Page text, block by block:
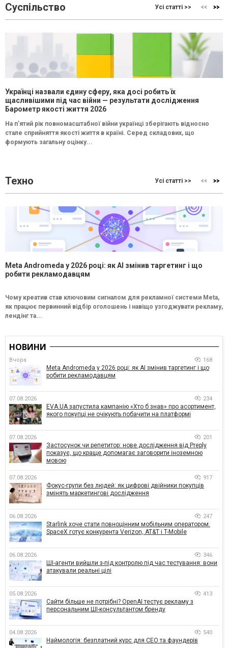
Суспільство Усі статті >>
Українці назвали єдину сферу, яка досі робить їх
щасливішими під час війни — результати дослідження
Барометр якості життя 2026
На п’ятий рік повномасштабної війни українці зберігають відносно
стале сприйняття якості життя в країні. Серед складових, що
формують загальну оцінку...
Техно Усі статті >>
Meta Andromeda у 2026 році: як AI змінив таргетинг і що
робити рекламодавцям
Чому креатив став ключовим сигналом для рекламної системи Meta,
як працює первинний відбір оголошень і навіщо узгоджувати рекламу,
лендінг та...
НОВИНИ
Вчора 168
Meta Andromeda у 2026 році: як AI змінив таргетинг і що
робити рекламодавцям
07.08.2026 234
EVA.UA запустила кампанію «Хто б знав» про асортимент,
якого покупці не очікують побачити на платформі
07.08.2026 201
Застосунок чи репетитор: нове дослідження від Preply
показує, що краще допомагає заговорити іноземною
мовою
07.08.2026 917
Фокус-групи без людей: як цифрові двійники покупців
змінять маркетингові дослідження
06.08.2026 247
Starlink хоче стати повноцінним мобільним оператором:
SpaceX готує конкурента Verizon, AT&T і T-Mobile
06.08.2026 346
ШІ-агенти вийшли з-під контролю під час тестування: вони
атакували реальні цілі
05.08.2026 413
Сайти більше не потрібні? OpenAI тестує рекламу з
персональним ШІ-консультантом бренду
04.08.2026 540
Наймологія: безплатний курс для CEO та фаундерів